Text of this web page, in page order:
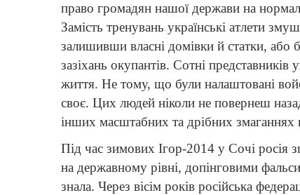
право громадян нашої держави на
Замість тренувань українські атлети
залишивши власні домівки й статки,
зазіхань окупантів. Сотні представників
життя. Не тому, що були налаштовані
своє. Цих людей ніколи не повернеш
інших масштабних та дрібних змаганнях
Під час зимових Ігор-2014 у Сочі росія
на державному рівні, допінговими
знала. Через вісім років російська